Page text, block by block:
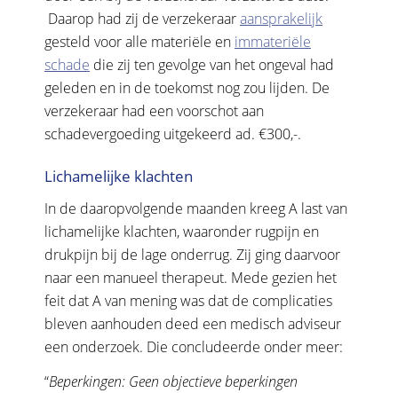
Daarop had zij de verzekeraaraansprakelijk
gesteld voor alle materiële en immateriële
schade die zij ten gevolge van het ongeval had
geleden en in de toekomst nog zou lijden. De
verzekeraar had een voorschot aan
schadevergoeding uitgekeerd ad. €300,-.
Lichamelijke klachten
In de daaropvolgende maanden kreeg A last van
lichamelijke klachten, waaronder rugpijn en
drukpijn bij de lage onderrug. Zij ging daarvoor
naar een manueel therapeut. Mede gezien het
feit dat A van mening was dat de complicaties
bleven aanhouden deed een medisch adviseur
een onderzoek. Die concludeerde onder meer:
“Beperkingen: Geen objectieve beperkingen